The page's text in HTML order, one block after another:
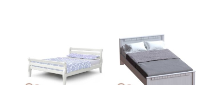
22
990 ₽
990 ₽